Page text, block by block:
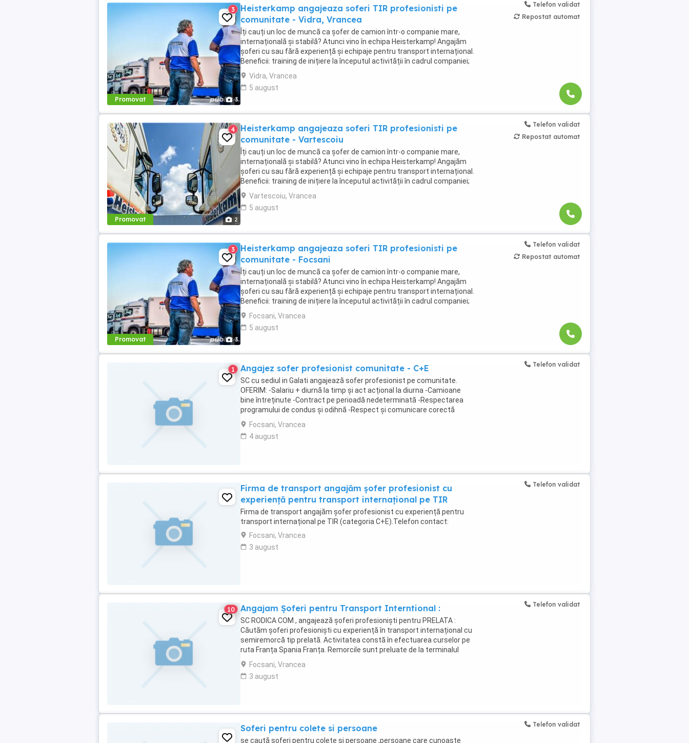
Promovat 3
3
Heisterkamp angajeaza soferi TIR profesionisti pe
comunitate - Vidra, Vrancea
Îți cauți un loc de muncă ca șofer de camion într-o companie mare,
internațională și stabilă? Atunci vino în echipa Heisterkamp! Angajăm
șoferi cu sau fără experiență și echipaje pentru transport internațional.
Beneficii: training de inițiere la începutul activității în cadrul companiei;
training ...
Vidra, Vrancea
5 august
Telefon validat
Repostat automat
Promovat 2
4
Heisterkamp angajeaza soferi TIR profesionisti pe
comunitate - Vartescoiu
Îți cauți un loc de muncă ca șofer de camion într-o companie mare,
internațională și stabilă? Atunci vino în echipa Heisterkamp! Angajăm
șoferi cu sau fără experiență și echipaje pentru transport internațional.
Beneficii: training de inițiere la începutul activității în cadrul companiei;
training ...
Vartescoiu, Vrancea
5 august
Telefon validat
Repostat automat
Promovat 3
3
Heisterkamp angajeaza soferi TIR profesionisti pe
comunitate - Focsani
Îți cauți un loc de muncă ca șofer de camion într-o companie mare,
internațională și stabilă? Atunci vino în echipa Heisterkamp! Angajăm
șoferi cu sau fără experiență și echipaje pentru transport internațional.
Beneficii: training de inițiere la începutul activității în cadrul companiei;
training ...
Focsani, Vrancea
5 august
Telefon validat
Repostat automat
1 Angajez sofer profesionist comunitate - C+E
SC cu sediul in Galati angajează sofer profesionist pe comunitate.
OFERIM: -Salariu + diurnă la timp și act acțional la diurna -Camioane
bine întreținute -Contract pe perioadă nedeterminată -Respectarea
programului de condus și odihnă -Respect și comunicare corectă
CERINȚE: -Experiență minimă pe ...
Focsani, Vrancea
4 august
Telefon validat
Firma de transport angajăm șofer profesionist cu
experiență pentru transport internațional pe TIR
Firma de transport angajăm șofer profesionist cu experiență pentru
transport internațional pe TIR (categoria C+E).Telefon contact:
Focsani, Vrancea
3 august
Telefon validat
10 Angajam Șoferi pentru Transport Interntional :
SC RODICA COM , angajează șoferi profesioniști pentru PRELATA :
Căutăm șoferi profesioniști cu experiență în transport internațional cu
semiremorcă tip prelată. Activitatea constă în efectuarea curselor pe
ruta Franța Spania Franța. Remorcile sunt preluate de la terminalul
feroviar din Franța, ...
Focsani, Vrancea
3 august
Telefon validat
Soferi pentru colete si persoane
se caută șoferi pentru colete și persoane ,persoane care cunoaște
Telefon validat